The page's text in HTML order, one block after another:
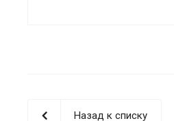
Назад к списку